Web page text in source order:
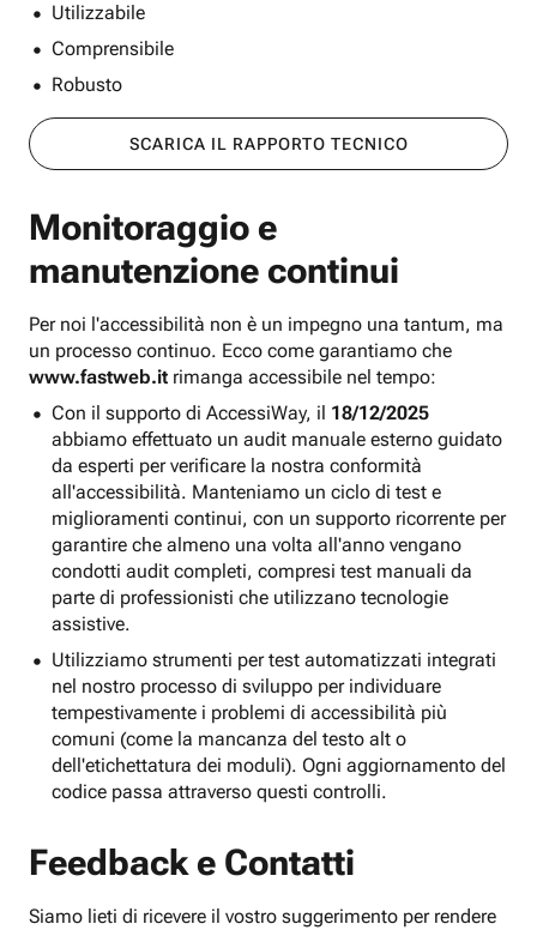
Utilizzabile
Comprensibile
Robusto
SCARICA IL RAPPORTO TECNICO
Monitoraggio e
manutenzione continui
Per noi l'accessibilità non è un impegno una tantum, ma
un processo continuo. Ecco come garantiamo che
www.fastweb.it rimanga accessibile nel tempo:
Con il supporto di AccessiWay, il 18/12/2025
abbiamo effettuato un audit manuale esterno guidato
da esperti per verificare la nostra conformità
all'accessibilità. Manteniamo un ciclo di test e
miglioramenti continui, con un supporto ricorrente per
garantire che almeno una volta all'anno vengano
condotti audit completi, compresi test manuali da
parte di professionisti che utilizzano tecnologie
assistive.
Utilizziamo strumenti per test automatizzati integrati
nel nostro processo di sviluppo per individuare
tempestivamente i problemi di accessibilità più
comuni (come la mancanza del testo alt o
dell'etichettatura dei moduli). Ogni aggiornamento del
codice passa attraverso questi controlli.
Feedback e Contatti
Siamo lieti di ricevere il vostro suggerimento per rendere